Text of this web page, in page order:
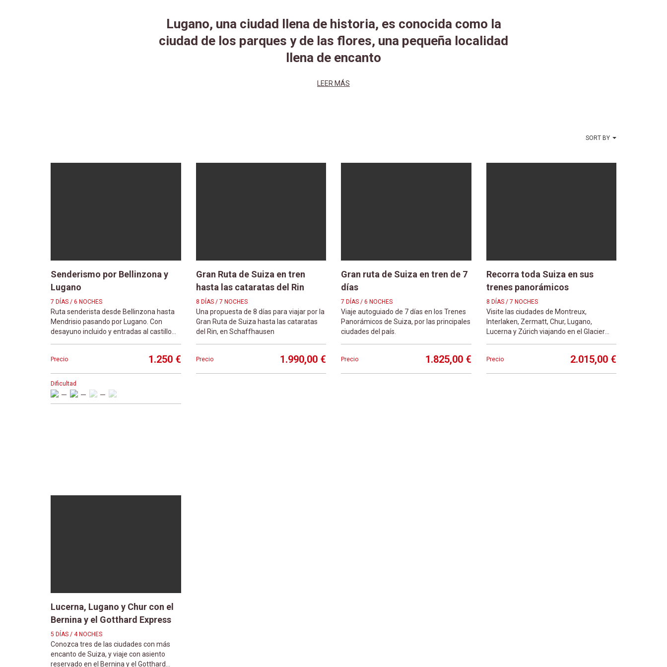
Lugano, una ciudad llena de historia, es conocida como la
ciudad de los parques y de las flores, una pequeña localidad
llena de encanto
LEER MÁS
SORT BY
Senderismo por Bellinzona y
Lugano
7 DÍAS / 6 NOCHES
Ruta senderista desde Bellinzona hasta
Mendrisio pasando por Lugano. Con
desayuno incluido y entradas al castillo
Precio 1.250 €
Dificultad
Gran Ruta de Suiza en tren
hasta las cataratas del Rin
8 DÍAS / 7 NOCHES
Una propuesta de 8 días para viajar por la
Gran Ruta de Suiza hasta las cataratas
del Rin, en Schaffhausen
Precio 1.990,00 €
Gran ruta de Suiza en tren de 7
días
7 DÍAS / 6 NOCHES
Viaje autoguiado de 7 días en los Trenes
Panorámicos de Suiza, por las principales
ciudades del país.
Precio 1.825,00 €
Recorra toda Suiza en sus
trenes panorámicos
8 DÍAS / 7 NOCHES
Visite las ciudades de Montreux,
Interlaken, Zermatt, Chur, Lugano,
Lucerna y Zúrich viajando en el Glacier
Precio 2.015,00 €
Lucerna, Lugano y Chur con el
Bernina y el Gotthard Express
5 DÍAS / 4 NOCHES
Conozca tres de las ciudades con más
encanto de Suiza, y viaje con asiento
reservado en el Bernina y el Gotthard